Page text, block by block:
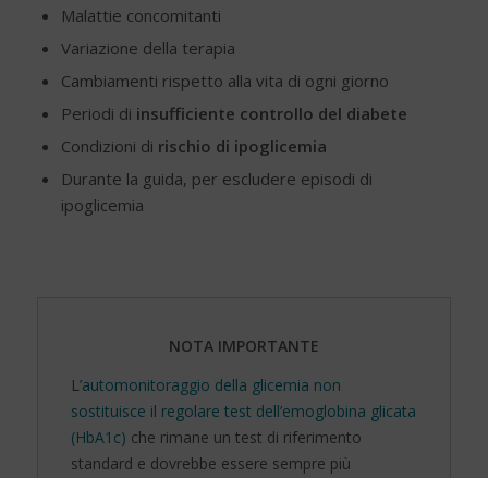
Malattie concomitanti
Variazione della terapia
Cambiamenti rispetto alla vita di ogni giorno
Periodi di insufficiente controllo del diabete
Condizioni di rischio di ipoglicemia
Durante la guida, per escludere episodi di
ipoglicemia
NOTA IMPORTANTE
L’automonitoraggio della glicemia non
sostituisce il regolare test dell’emoglobina glicata
(HbA1c) che rimane un test di riferimento
standard e dovrebbe essere sempre più